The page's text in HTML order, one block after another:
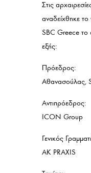
Στις
αναδείχθηκε το
SBC Greece
εξής:
Αθανασούλας,
ICON Group
Γενικός
AK PRAXIS